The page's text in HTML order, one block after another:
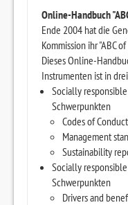
Online-Handbuch
Ende 2004 hat die
Kommission ihr "ABC
Dieses Online-
Instrumenten ist in
Socially
Schwerpunkten
Codes of Conduct
Management
Sustainability
Socially
Schwerpunkten
Drivers and